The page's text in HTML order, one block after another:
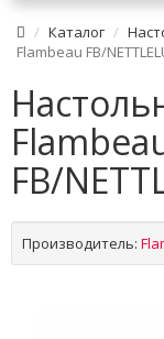
Каталог
Flambeau FB/
FB/
Производитель: